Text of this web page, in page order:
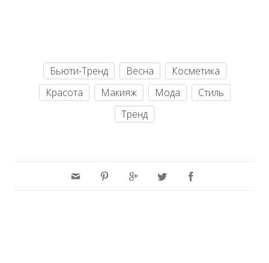
Бьюти-Тренд Весна
Косметика
Красота
Макияж Мода
Стиль
Тренд